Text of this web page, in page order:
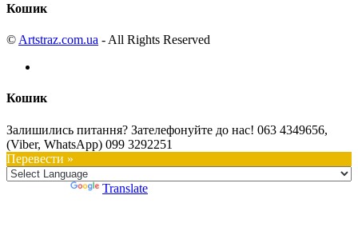
Кошик
© Artstraz.com.ua - All Rights Reserved
Кошик
Залишились питання? Зателефонуйте до нас! 063 4349656,
(Viber, WhatsApp) 099 3292251
Перевести »
Translate